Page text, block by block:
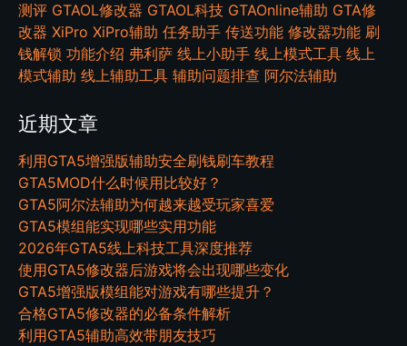
测评 GTAOL修改器 GTAOL科技 GTAOnline辅助 GTA修
改器 XiPro XiPro辅助 任务助手 传送功能 修改器功能 刷
钱解锁 功能介绍 弗利萨 线上小助手 线上模式工具 线上
模式辅助 线上辅助工具 辅助问题排查 阿尔法辅助
近期文章
利用GTA5增强版辅助安全刷钱刷车教程
GTA5MOD什么时候用比较好？
GTA5阿尔法辅助为何越来越受玩家喜爱
GTA5模组能实现哪些实用功能
2026年GTA5线上科技工具深度推荐
使用GTA5修改器后游戏将会出现哪些变化
GTA5增强版模组能对游戏有哪些提升？
合格GTA5修改器的必备条件解析
利用GTA5辅助高效带朋友技巧